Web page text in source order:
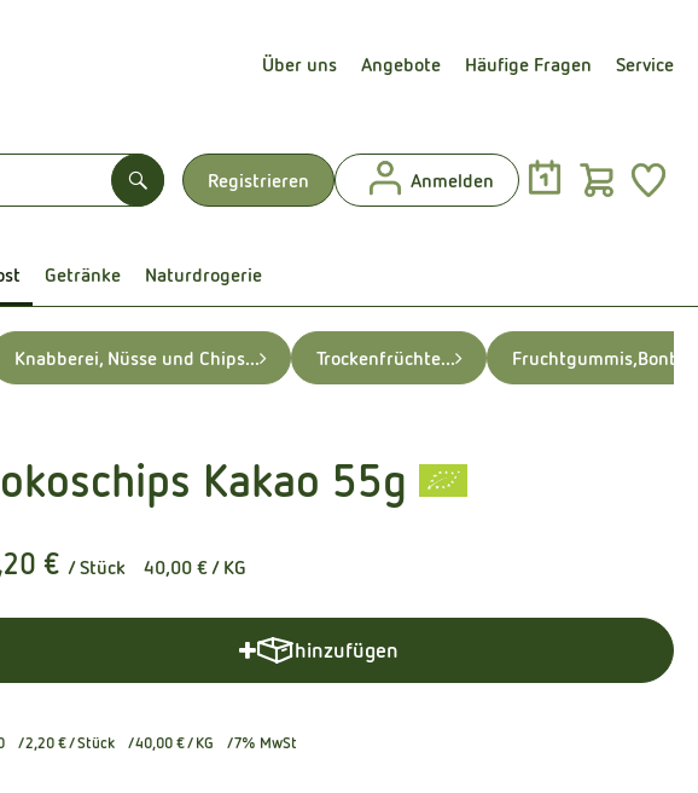
Über uns Angebote Häufige Fragen Service
Registrieren Anmelden
Suchen
Getränke Naturdrogerie
Knabberei, Nüsse und Chips... Trockenfrüchte...
Kakao 55g
€ / Stück 40,00 €/ KG
Favouriten hinzufügen
hinzufügen
Produkt zum Warenkorb hinzufügen
2,20 €/ Stück 40,00 €/ KG 7% MwSt